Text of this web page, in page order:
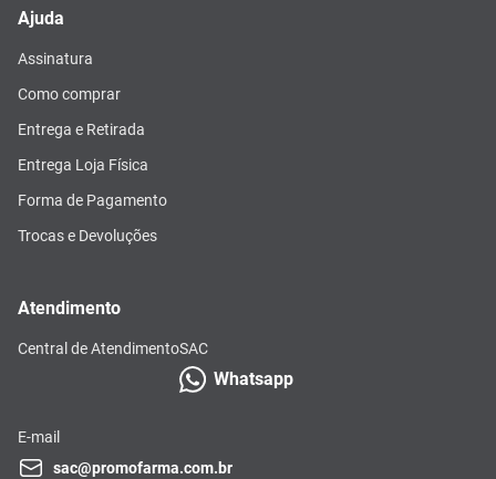
Ajuda
Assinatura
Como comprar
Entrega e Retirada
Entrega Loja Física
Forma de Pagamento
Trocas e Devoluções
Atendimento
Central de AtendimentoSAC
Whatsapp
E-mail
sac@promofarma.com.br